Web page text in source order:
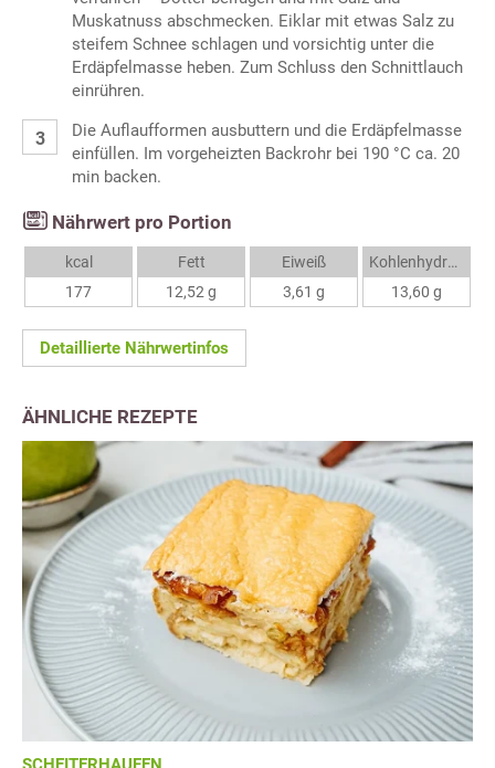
Muskatnuss abschmecken. Eiklar mit etwas Salz zu
steifem Schnee schlagen und vorsichtig unter die
Erdäpfelmasse heben. Zum Schluss den Schnittlauch
einrühren.
Die Auflaufformen ausbuttern und die Erdäpfelmasse
einfüllen. Im vorgeheizten Backrohr bei 190 °C ca. 20
min backen.
Nährwert pro Portion
kcal
177
Fett
12,52 g
Eiweiß
3,61 g
Kohlenhydrate
13,60 g
Detaillierte Nährwertinfos
ÄHNLICHE REZEPTE